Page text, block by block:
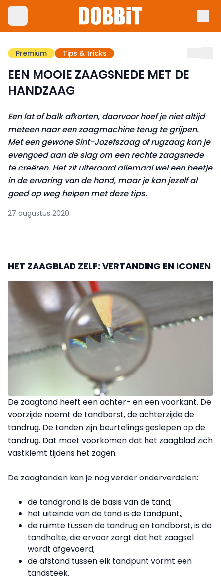
Premium Tips & tricks
EEN MOOIE ZAAGSNEDE MET DE
HANDZAAG
Een lat of balk afkorten, daarvoor hoef je niet altijd
meteen naar een zaagmachine terug te grijpen.
Met een gewone Sint-Jozefszaag of rugzaag kan je
evengoed aan de slag om een rechte zaagsnede
te creëren. Het zit uiteraard allemaal wel een beetje
in de ervaring van de hand, maar je kan jezelf al
goed op weg helpen met deze tips.
27 augustus 2020
HET ZAAGBLAD ZELF: VERTANDING EN ICONEN
De zaagtand heeft een achter- en een voorkant. De
voorzijde noemt de tandborst, de achterzijde de
tandrug. De tanden zijn beurtelings geslepen op de
tandrug. Dat moet voorkomen dat het zaagblad zich
vastklemt tijdens het zagen.
De zaagtanden kan je nog verder onderverdelen:
de tandgrond is de basis van de tand;
het uiteinde van de tand is de tandpunt,;
de ruimte tussen de tandrug en tandborst, is de
tandholte, die ervoor zorgt dat het zaagsel
wordt afgevoerd;
de afstand tussen elk tandpunt vormt een
tandsteek.